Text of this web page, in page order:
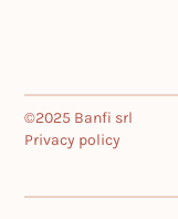
©2025 Banfi srl
Privacy policy